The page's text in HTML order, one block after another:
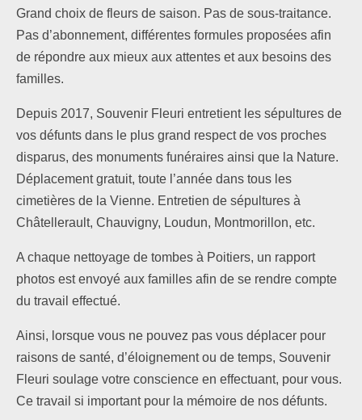
Questions / Réponses
Contact
Grand choix de fleurs de saison. Pas de sous-traitance.
Pas d’abonnement, différentes formules proposées afin
de répondre aux mieux aux attentes et aux besoins des
familles.
Depuis 2017, Souvenir Fleuri entretient les sépultures de
vos défunts dans le plus grand respect de vos proches
disparus, des monuments funéraires ainsi que la Nature.
Déplacement gratuit, toute l’année dans tous les
cimetières de la Vienne. Entretien de sépultures à
Châtellerault, Chauvigny, Loudun, Montmorillon, etc.
A chaque nettoyage de tombes à Poitiers, un rapport
photos est envoyé aux familles afin de se rendre compte
du travail effectué.
Ainsi, lorsque vous ne pouvez pas vous déplacer pour
raisons de santé, d’éloignement ou de temps, Souvenir
Fleuri soulage votre conscience en effectuant, pour vous.
Ce travail si important pour la mémoire de nos défunts.